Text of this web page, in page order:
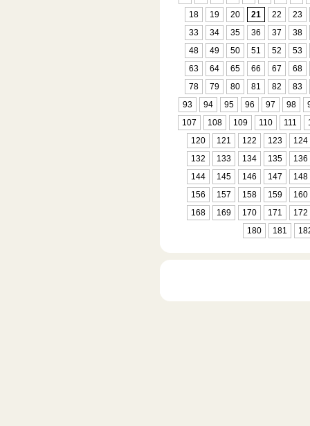
18
19 20 21 22
23
33
34 35 36 37
38
48
49 50 51 52
53
63
64 65 66 67
68
78
79 80 81 82
83
93
94 95 96 97 98
107
108 109 110 111
120
121 122 123
124
132
133 134 135
136
144
145 146 147
148
156
157 158 159
160
168
169 170 171
172
180
181